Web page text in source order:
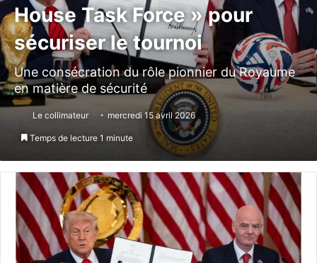
House Task Force » pour
sécuriser le tournoi
Une consécration du rôle pionnier du Royaume
en matière de sécurité
Le collimateur mercredi 15 avril 2026
Temps de lecture 1 minute